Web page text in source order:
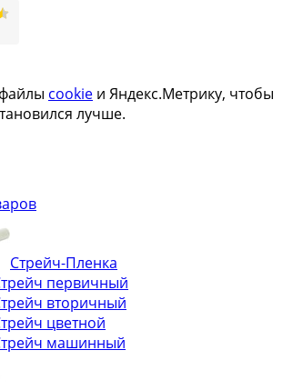
cookie и Яндекс.Метрику, чтобы
лучше.
Стрейч-Пленка
первичный
вторичный
цветной
машинный